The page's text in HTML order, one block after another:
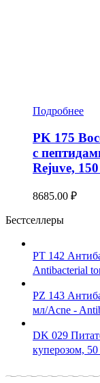
Подробнее
PK 175
с
Rejuve,
8685.00 ₽
Бестселлеры
PT 142
Antibacterial
PZ 143
мл/Acne -
DK 029
куперозом,